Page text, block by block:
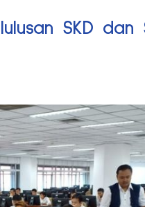
SKD dan